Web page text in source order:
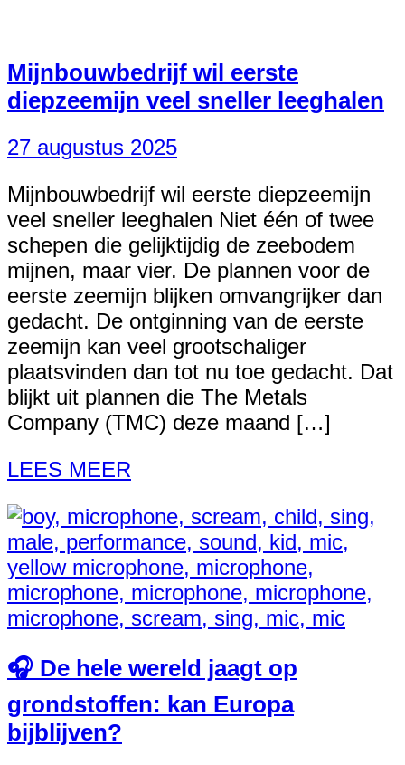
Mijnbouwbedrijf wil eerste
diepzeemijn veel sneller leeghalen
27 augustus 2025
Mijnbouwbedrijf wil eerste diepzeemijn
veel sneller leeghalen Niet één of twee
schepen die gelijktijdig de zeebodem
mijnen, maar vier. De plannen voor de
eerste zeemijn blijken omvangrijker dan
gedacht. De ontginning van de eerste
zeemijn kan veel grootschaliger
plaatsvinden dan tot nu toe gedacht. Dat
blijkt uit plannen die The Metals
Company (TMC) deze maand […]
LEES MEER
🎧 De hele wereld jaagt op
grondstoffen: kan Europa
bijblijven?